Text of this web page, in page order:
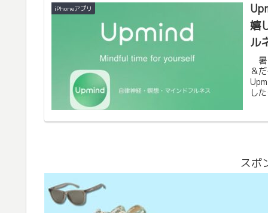
iPhoneアプリ
嬉
ル
暑
＆
し
スポ